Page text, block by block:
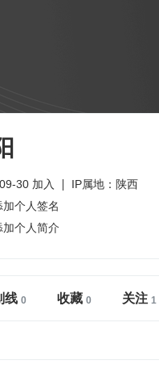
30 加入
IP属地：陕西
加个人签名
加个人简介
线 收藏 关注